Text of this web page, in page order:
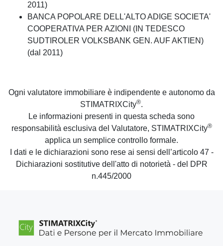
2011)
BANCA POPOLARE DELL'ALTO ADIGE SOCIETA'
COOPERATIVA PER AZIONI (IN TEDESCO
SUDTIROLER VOLKSBANK GEN. AUF AKTIEN)
(dal 2011)
Ogni valutatore immobiliare è indipendente e autonomo da
STIMATRIXCity®.
Le informazioni presenti in questa scheda sono
responsabilità esclusiva del Valutatore, STIMATRIXCity®
applica un semplice controllo formale.
I dati e le dichiarazioni sono rese ai sensi dell’articolo 47 -
Dichiarazioni sostitutive dell'atto di notorietà - del DPR
n.445/2000